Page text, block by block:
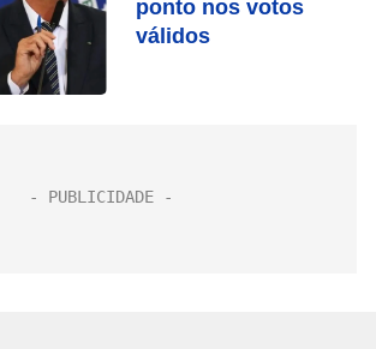
ponto nos votos
válidos